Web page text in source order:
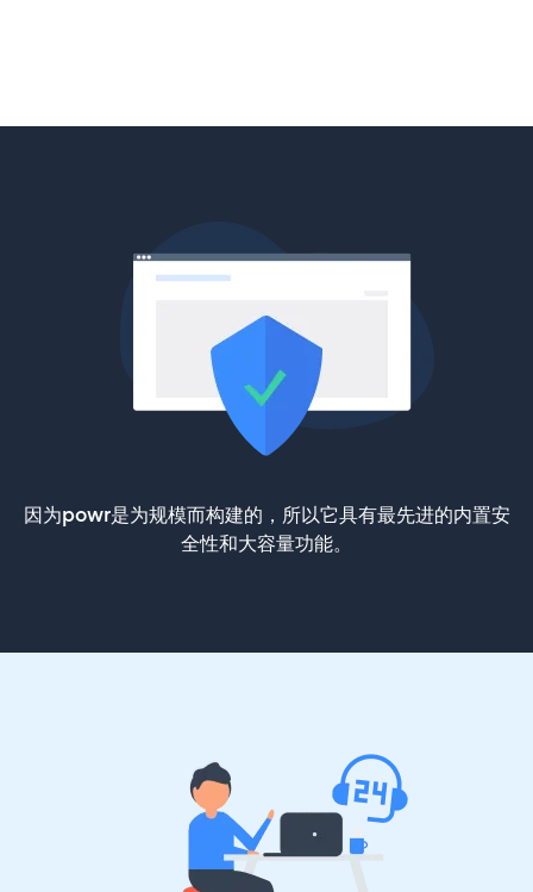
因为powr是为规模而构建的，所以它具有最先进的内置安
全性和大容量功能。